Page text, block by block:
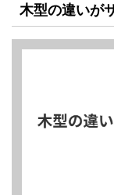
木型の違いが